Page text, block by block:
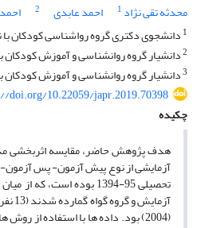
محدثه تقی نژاد 1 احمد عابدی 2
1 دانشجوی دکتری گروه رواشناسی کودکان با
2دانشیار گروه روانشناسی و آموزش کودکان
3دانشیار گروه روانشناسی و آموزش کودکان
doi.org/10.22059/japr.2019.70398
چکیده
آزمایشی از نوع پیش­­­ آزمون- پس
(2004) بود. داده ­­ها با استفاده از